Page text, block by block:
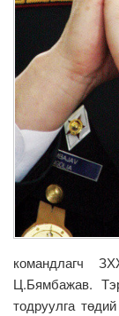
командлагч
Ц.Бямбажав.
тодруулга